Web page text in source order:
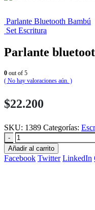
Parlante Bluetooth Bambú
Set Escritura
Parlante
0 out of 5
( No hay valoraciones aún. )
$22.200
SKU: 1389 Categorías:
-
Añadir al carrito
Facebook Twitter LinkedIn